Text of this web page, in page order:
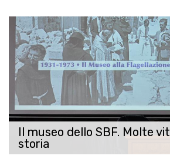
Il museo dello SBF. Molte
storia